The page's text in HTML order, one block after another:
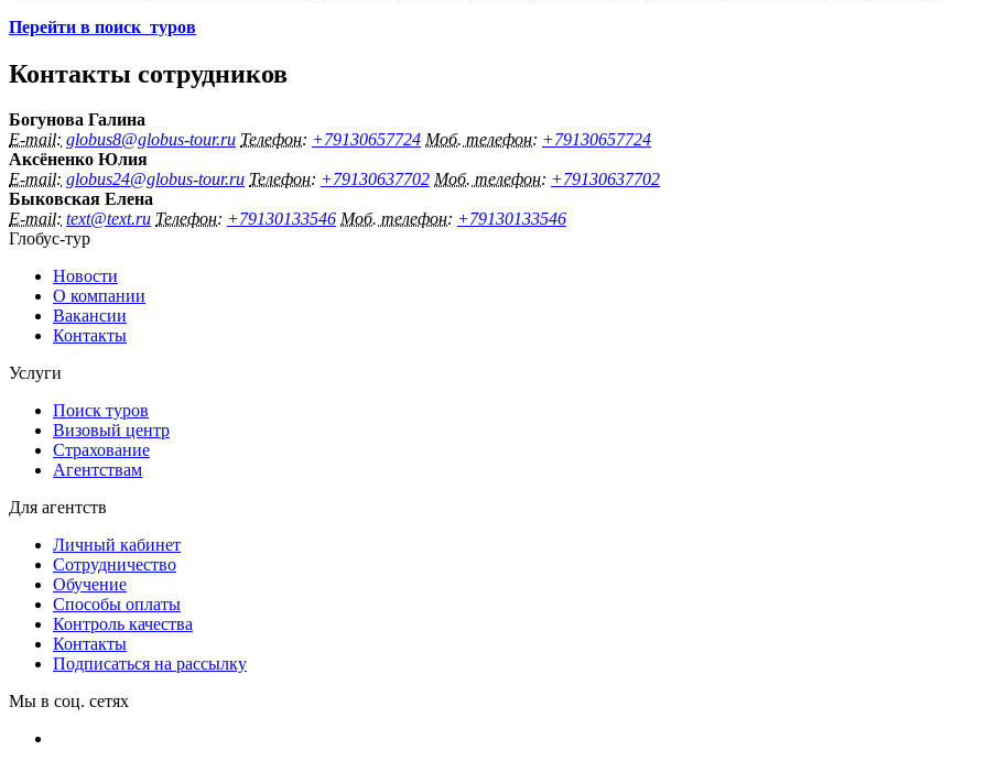
Перейти в поиск туров
Контакты сотрудников
Богунова Галина
E-mail: globus8@globus-tour.ru Телефон: +79130657724 Моб. телефон: +79130657724
Аксёненко Юлия
E-mail: globus24@globus-tour.ru Телефон: +79130637702 Моб. телефон: +79130637702
Быковская Елена
E-mail: text@text.ru Телефон: +79130133546 Моб. телефон: +79130133546
Глобус-тур
Новости
О компании
Вакансии
Контакты
Услуги
Поиск туров
Визовый центр
Страхование
Агентствам
Для агентств
Личный кабинет
Сотрудничество
Обучение
Способы оплаты
Контроль качества
Контакты
Подписаться на рассылку
Мы в соц. сетях